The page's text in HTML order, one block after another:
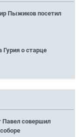
Пыжиков посетил
о старце
Павел совершил